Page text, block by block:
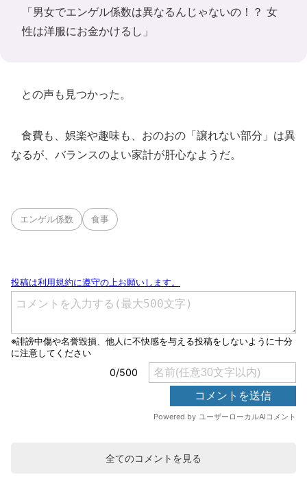
「男女でエンゲル係数は異なるんじゃないの！？ 女
性は洋服にお金かけるし」
との声も見つかった。
食費も、娯楽や趣味も、おのおの「譲れない部分」は異
なるが、バランスのよい家計が肝心なようだ。
エンゲル係数 食事
全てのコメントを見る